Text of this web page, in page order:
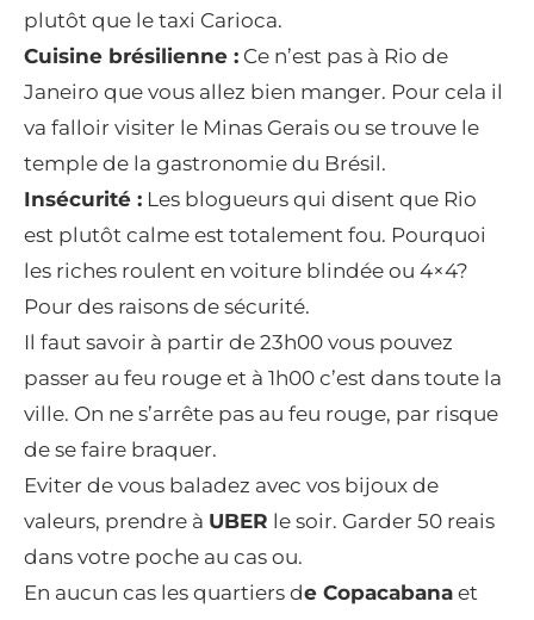
plutôt que le taxi Carioca.
Cuisine brésilienne : Ce n’est pas à Rio de
Janeiro que vous allez bien manger. Pour cela il
va falloir visiter le Minas Gerais ou se trouve le
temple de la gastronomie du Brésil.
Insécurité : Les blogueurs qui disent que Rio
est plutôt calme est totalement fou. Pourquoi
les riches roulent en voiture blindée ou 4×4?
Pour des raisons de sécurité.
Il faut savoir à partir de 23h00 vous pouvez
passer au feu rouge et à 1h00 c’est dans toute la
ville. On ne s’arrête pas au feu rouge, par risque
de se faire braquer.
Eviter de vous baladez avec vos bijoux de
valeurs, prendre à UBER le soir. Garder 50 reais
dans votre poche au cas ou.
En aucun cas les quartiers de Copacabana et